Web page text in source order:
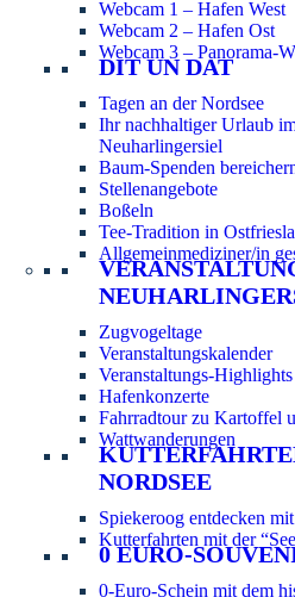
Webcam 1 – Hafen West
Webcam 2 – Hafen Ost
Webcam 3 – Panorama-
DIT UN DAT
Tagen an der Nordsee
Ihr nachhaltiger Urlaub
Neuharlingersiel
Baum-Spenden
Stellenangebote
Boßeln
Tee-Tradition in
Allgemeinmediziner/in
Zugvogeltage
Veranstaltungskalender
Veranstaltungs-Highlights
Hafenkonzerte
Fahrradtour zu Kartoffel
Wattwanderungen
NORDSEE
Spiekeroog entdecken
Kutterfahrten mit der
0 EURO-
0-Euro-Schein mit dem